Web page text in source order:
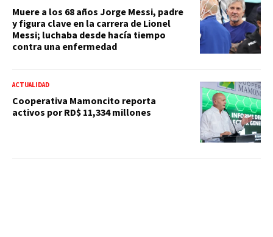
Muere a los 68 años Jorge Messi, padre
y figura clave en la carrera de Lionel
Messi; luchaba desde hacía tiempo
contra una enfermedad
ACTUALIDAD
Cooperativa Mamoncito reporta
activos por RD$ 11,334 millones